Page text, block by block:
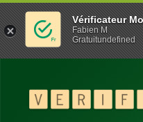
Vérificateur
Fabien M
Gratuitundefined